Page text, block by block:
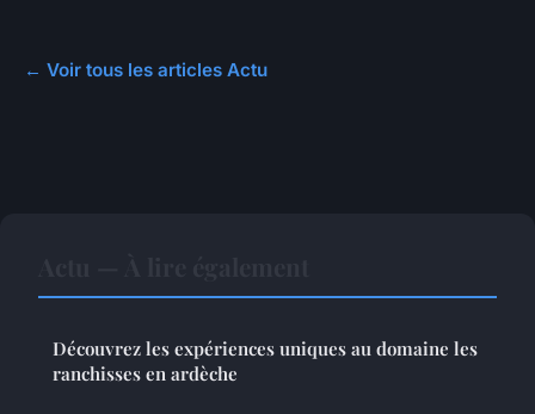
← Voir tous les articles Actu
Découvrez les expériences uniques au domaine les
ranchisses en ardèche